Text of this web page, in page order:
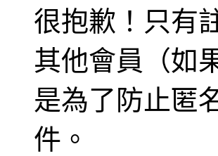
很抱歉！只有
其他會員（如
是為了防止匿
件。